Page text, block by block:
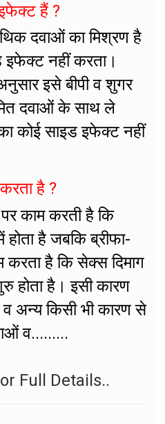
हैं ?
दवाओं का मिश्रण है
इफेक्ट नहीं करता।
इसे बीपी व शुगर
दवाओं के साथ ले
कोई साइड इफेक्ट नहीं
है ?
काम करती है कि
है जबकि ब्रीफा-
करता है कि सेक्स दिमाग
होता है। इसी कारण
व अन्य किसी भी कारण से
व.........
Full Details..